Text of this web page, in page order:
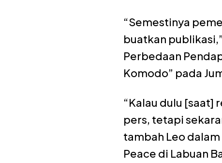
“Semestinya
buatkan
Perbedaan
Komodo” pada
“Kalau dulu [saat]
pers, tetapi
tambah Leo
Peace di Labuan